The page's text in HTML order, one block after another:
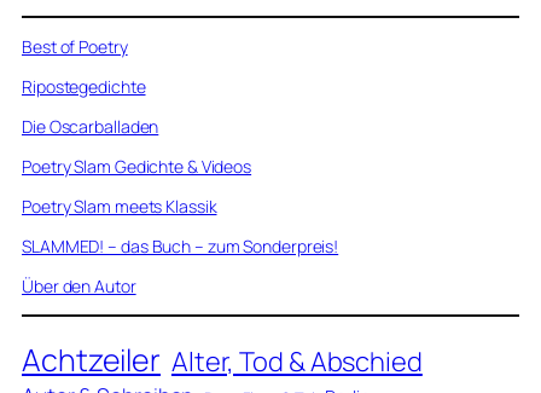
Best of Poetry
Ripostegedichte
Die Oscarballaden
Poetry Slam Gedichte & Videos
Poetry Slam meets Klassik
SLAMMED! – das Buch – zum Sonderpreis!
Über den Autor
Achtzeiler Alter, Tod & Abschied